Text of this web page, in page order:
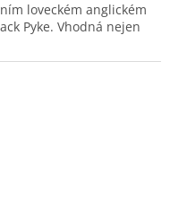
loveckém anglickém
Pyke. Vhodná nejen